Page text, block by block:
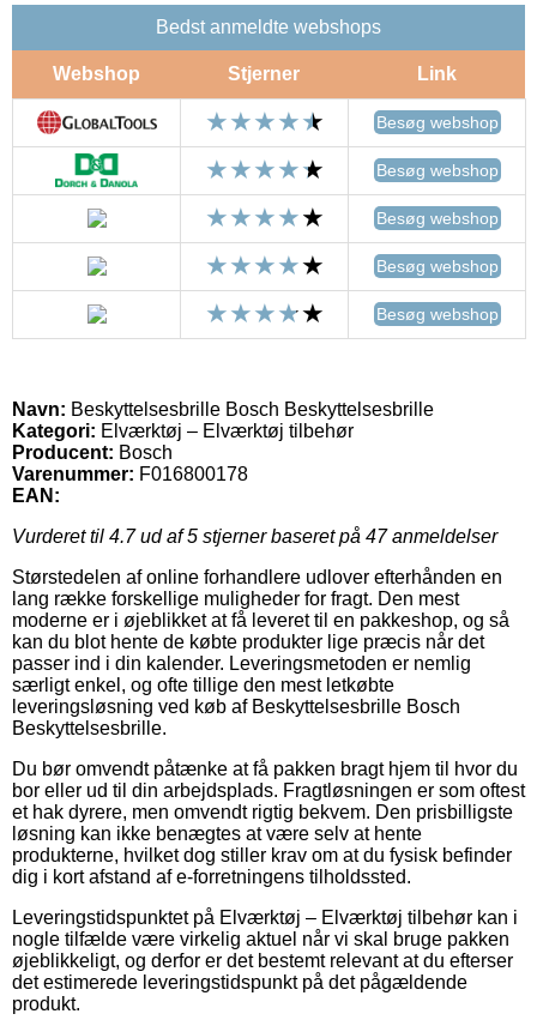
Bedst anmeldte webshops
Webshop Stjerner Link
Besøg webshop
Besøg webshop
Besøg webshop
Besøg webshop
Besøg webshop
Navn: Beskyttelsesbrille Bosch Beskyttelsesbrille
Kategori: Elværktøj – Elværktøj tilbehør
Producent: Bosch
Varenummer: F016800178
EAN:
Vurderet til 4.7ud af 5 stjerner baseret på 47anmeldelser
Størstedelen af online forhandlere udlover efterhånden en
lang række forskellige muligheder for fragt. Den mest
moderne er i øjeblikket at få leveret til en pakkeshop, og så
kan du blot hente de købte produkter lige præcis når det
passer ind i din kalender. Leveringsmetoden er nemlig
særligt enkel, og ofte tillige den mest letkøbte
leveringsløsning ved køb af Beskyttelsesbrille Bosch
Beskyttelsesbrille.
Du bør omvendt påtænke at få pakken bragt hjem til hvor du
bor eller ud til din arbejdsplads. Fragtløsningen er som oftest
et hak dyrere, men omvendt rigtig bekvem. Den prisbilligste
løsning kan ikke benægtes at være selv at hente
produkterne, hvilket dog stiller krav om at du fysisk befinder
dig i kort afstand af e-forretningens tilholdssted.
Leveringstidspunktet på Elværktøj – Elværktøj tilbehør kan i
nogle tilfælde være virkelig aktuel når vi skal bruge pakken
øjeblikkeligt, og derfor er det bestemt relevant at du efterser
det estimerede leveringstidspunkt på det pågældende
produkt.